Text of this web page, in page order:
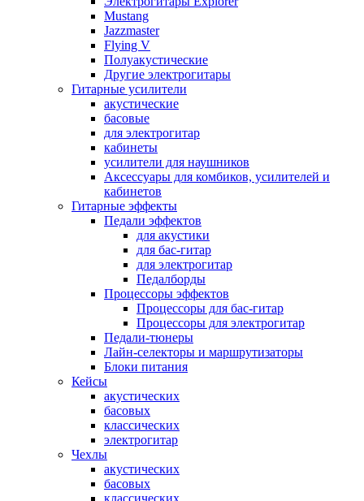
Mustang
Jazzmaster
Flying V
Полуакустические
Другие электрогитары
Гитарные усилители
акустические
басовые
для электрогитар
кабинеты
усилители для наушников
Аксессуары для комбиков, усилителей и
кабинетов
Гитарные эффекты
Педали эффектов
для акустики
для бас-гитар
для электрогитар
Педалборды
Процессоры эффектов
Процессоры для бас-гитар
Процессоры для электрогитар
Педали-тюнеры
Лайн-селекторы и маршрутизаторы
Блоки питания
Кейсы
акустических
басовых
классических
электрогитар
Чехлы
акустических
басовых
классических